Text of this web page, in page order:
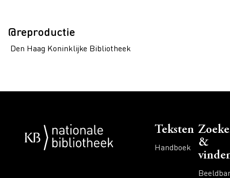
@reproductie
Den Haag Koninklijke Bibliotheek
Voet
Teksten
Handboek
&